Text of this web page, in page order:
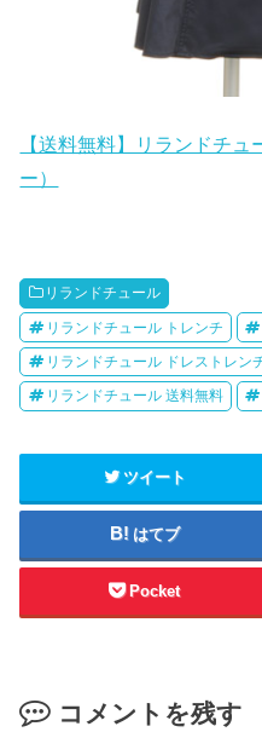
【送料無料】リランドチ
ー）
リランドチュール
リランドチュール トレンチ
リランドチュール ドレストレン
リランドチュール 送料無料
ツイート
はてブ
Pocket
コメントを残す